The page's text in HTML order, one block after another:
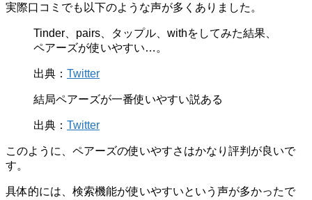
実際口コミでも以下のような声が多くありました。
Tinder、pairs、タップル、withをしてみた結果、
ペアーズが使いやすい…。
出典： Twitter
結局ペアーズが一番使いやすい説ある
出典： Twitter
このように、ペアーズの使いやすさはかなり評判が良いで
す。
具体的には、検索機能が使いやすいという声が多かったで